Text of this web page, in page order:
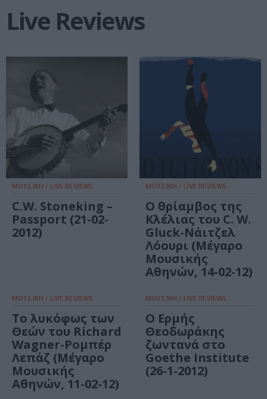
Live Reviews
ΜΟΥΣΙΚΗ / LIVE REVIEWS
C.W. Stoneking –
Passport (21-02-
2012)
ΜΟΥΣΙΚΗ / LIVE REVIEWS
Ο θρίαμβος της
Κλέλιας του C. W.
Gluck-Νάιτζελ
Λόουρι (Μέγαρο
Μουσικής
Αθηνών, 14-02-12)
ΜΟΥΣΙΚΗ / LIVE REVIEWS
Το λυκόφως των
Θεών του Richard
Wagner-Ρομπέρ
Λεπάζ (Μέγαρο
Μουσικής
Αθηνών, 11-02-12)
ΜΟΥΣΙΚΗ / LIVE REVIEWS
Ο Ερμής
Θεοδωράκης
ζωντανά στο
Goethe Institute
(26-1-2012)